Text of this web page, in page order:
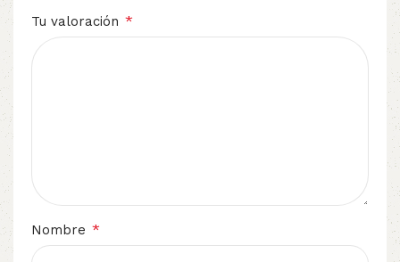
Tu valoración *
Nombre *